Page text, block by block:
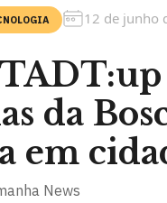
12 de junho
da
em
News